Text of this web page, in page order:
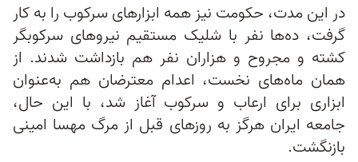
در این مدت، حکومت نیز همه ابزارهای سرکوب را به‌ کار
گرفت، ده‌ها نفر با شلیک مستقیم نیروهای سرکوبگر
کشته و مجروح و هزاران نفر هم بازداشت شدند. از
همان ماه‌های نخست، اعدام معترضان هم به‌عنوان
ابزاری برای ارعاب و سرکوب آغاز شد، با این حال،
جامعه ایران هرگز به روزهای قبل از مرگ مهسا امینی
بازنگشت.